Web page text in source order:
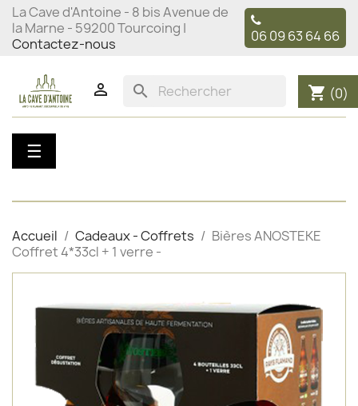
La Cave d'Antoine - 8 bis Avenue de
la Marne - 59200 Tourcoing |
Contactez-nous
06 09 63 64 66
 search shopping_cart (0)
Basculer
la
☰
Accueil Cadeaux - Coffrets
Bières ANOSTEKE
Coffret 4*33cl + 1 verre -